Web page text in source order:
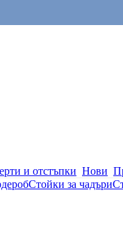
и отстъпки Нови
Стойки за чадъри